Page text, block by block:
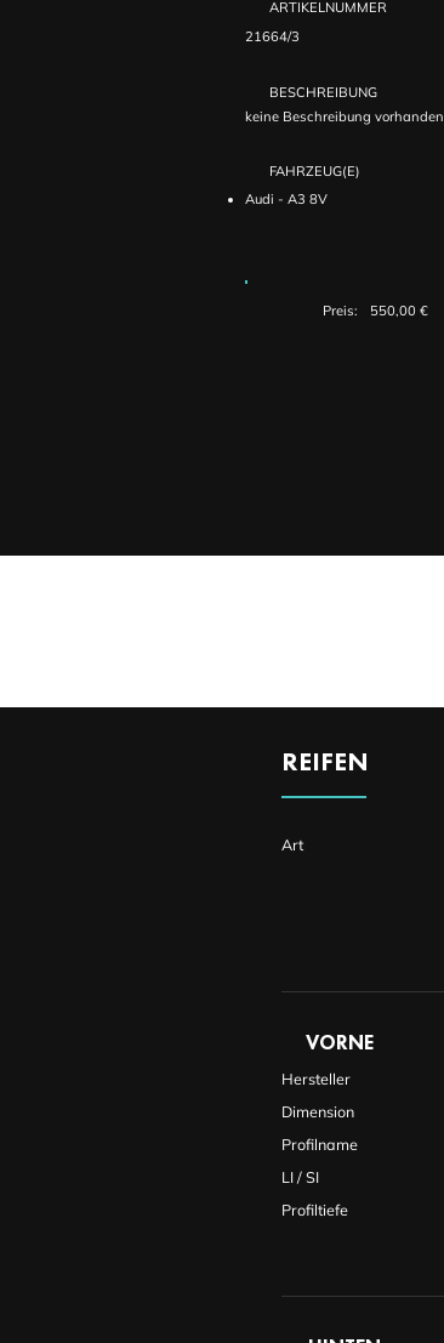
ARTIKELNUMMER
21664/3
BESCHREIBUNG
keine Beschreibung vorhanden
FAHRZEUG(E)
Audi - A3 8V
550,00 €
Preis:
REIFEN
Art
Hersteller
Profilname
LI / SI
VORNE
Profiltiefe
Dimension